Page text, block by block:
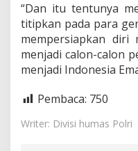
“Dan itu tentunya
titipkan pada para
mempersiapkan diri
menjadi calon-calon
menjadi Indonesia
Pembaca: 750
Writer: Divisi humas Polri